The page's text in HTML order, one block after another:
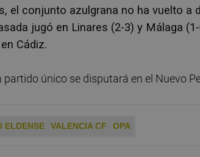
el conjunto azulgrana no ha vuelto a
jugó en Linares (2-3) y Málaga
Cádiz.
único se disputará en el Nuevo
ELDENSE VALENCIA CF OPA